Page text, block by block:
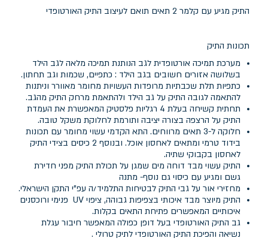
התיק מגיע עם קלמר 2 תאים תואם לעיצוב התיק האורטופדי
תכונות התיק
מערכת תמיכה אורטופדית לגב הנותנת תמיכה מלאה לגב הילד
בשלושה אזורים חשובים בגב הילד : כתפיים, שכמות וגב תחתון.
כתפיות תלת שכבתיות מרופדות העשויות מחומר מאוורר וניתנות
להתאמה לגובה התיק על גב הילד ולהתאמת מרחק התיק מהגב.
תחתית קשיחה בעלת 4 רגליות פלסטיק המאפשרת את העמדת
התיק על הרצפה בצורה יציבה ותורמת לחלוקת משקל טובה.
חלוקה ל-3 תאים מרווחים. התא הקדמי עשוי מחומר עם תכונות
בידוד טרמי ומתאים לאחסון אוכל. ובנוסף 2 כיסים בצידי התיק
לאחסון בקבוקי שתיה.
התיק עשוי מבד דוחה מים שמגן על תכולת התיק מפני חדירת
גשם ומגיע עם כיסוי גם נוסף- מתנה
מחזירי אור על גבי התיק לבטיחות התלמיד/ה עפ"י התקן הישראלי.
התיק מיוצר מבד איכותי בצפיפות גבוהה, ציפוי UV פנימי ורוכסנים
איכותיים המאפשרים פתיחת התאים בקלות.
גב התיק האורטופדי בעל דופן כפולה המאפשר חיבור עגלת
נשיאה והפיכת התיק האורטופדי לתיק טרולי .